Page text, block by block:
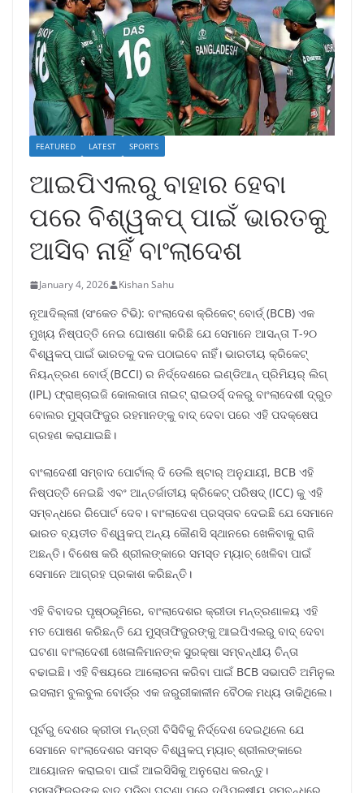
FEATURED LATEST SPORTS
ଆଇପିଏଲରୁ ବାହାର ହେବା
ପରେ ବିଶ୍ୱକପ୍ ପାଇଁ ଭାରତକୁ
ଆସିବ ନାହିଁ ବାଂଲାଦେଶ
January 4, 2026 Kishan Sahu
ନୂଆଦିଲ୍ଲୀ (ସଂକେତ ଟିଭି): ବାଂଲାଦେଶ କ୍ରିକେଟ୍ ବୋର୍ଡ୍ (BCB) ଏକ
ମୁଖ୍ୟ ନିଷ୍ପତ୍ତି ନେଇ ଘୋଷଣା କରିଛି ଯେ ସେମାନେ ଆସନ୍ତା T-୨୦
ବିଶ୍ୱକପ୍ ପାଇଁ ଭାରତକୁ ଦଳ ପଠାଇବେ ନାହିଁ। ଭାରତୀୟ କ୍ରିକେଟ୍
ନିୟନ୍ତ୍ରଣ ବୋର୍ଡ୍ (BCCI) ର ନିର୍ଦ୍ଦେଶରେ ଇଣ୍ଡିଆନ୍ ପ୍ରିମିୟର୍ ଲିଗ୍
(IPL) ଫ୍ରାଞ୍ଚାଇଜି କୋଲକାତା ନାଇଟ୍ ରାଇଡର୍ସ୍ ଦଳରୁ ବାଂଲାଦେଶୀ ଦ୍ରୁତ
ବୋଲର ମୁସ୍ତାଫିଜୁର ରହମାନଙ୍କୁ ବାଦ୍ ଦେବା ପରେ ଏହି ପଦକ୍ଷେପ
ଗ୍ରହଣ କରାଯାଇଛି।
ବାଂଲାଦେଶୀ ସମ୍ବାଦ ପୋର୍ଟାଲ୍ ଦି ଡେଲି ଷ୍ଟାର୍ ଅନୁଯାୟୀ, BCB ଏହି
ନିଷ୍ପତ୍ତି ନେଇଛି ଏବଂ ଆନ୍ତର୍ଜାତୀୟ କ୍ରିକେଟ୍ ପରିଷଦ୍ (ICC) କୁ ଏହି
ସମ୍ବନ୍ଧରେ ରିପୋର୍ଟ ଦେବ। ବାଂଲାଦେଶ ପ୍ରସ୍ତାବ ଦେଇଛି ଯେ ସେମାନେ
ଭାରତ ବ୍ୟତୀତ ବିଶ୍ୱକପ୍ ଅନ୍ୟ କୌଣସି ସ୍ଥାନରେ ଖେଳିବାକୁ ରାଜି
ଅଛନ୍ତି। ବିଶେଷ କରି ଶ୍ରୀଲଙ୍କାରେ ସମସ୍ତ ମ୍ୟାଚ୍ ଖେଳିବା ପାଇଁ
ସେମାନେ ଆଗ୍ରହ ପ୍ରକାଶ କରିଛନ୍ତି।
ଏହି ବିବାଦର ପୃଷ୍ଠଭୂମିରେ, ବାଂଲାଦେଶର କ୍ରୀଡା ମନ୍ତ୍ରଣାଳୟ ଏହି
ମତ ପୋଷଣ କରିଛନ୍ତି ଯେ ମୁସ୍ତାଫିଜୁରଙ୍କୁ ଆଇପିଏଲରୁ ବାଦ୍ ଦେବା
ଘଟଣା ବାଂଲାଦେଶୀ ଖେଳାଳିମାନଙ୍କ ସୁରକ୍ଷା ସମ୍ବନ୍ଧୀୟ ଚିନ୍ତା
ବଢାଇଛି। ଏହି ବିଷୟରେ ଆଲୋଚନା କରିବା ପାଇଁ BCB ସଭାପତି ଅମିନୁଲ
ଇସଲାମ ବୁଲବୁଲ ବୋର୍ଡ୍ର ଏକ ଜରୁରୀକାଳୀନ ବୈଠକ ମଧ୍ୟ ଡାକିଥିଲେ।
ପୂର୍ବରୁ ଦେଶର କ୍ରୀଡା ମନ୍ତ୍ରୀ ବିସିବିକୁ ନିର୍ଦ୍ଦେଶ ଦେଇଥିଲେ ଯେ
ସେମାନେ ବାଂଲାଦେଶର ସମସ୍ତ ବିଶ୍ୱକପ୍ ମ୍ୟାଚ୍ ଶ୍ରୀଲଙ୍କାରେ
ଆୟୋଜନ କରାଇବା ପାଇଁ ଆଇସିସିକୁ ଅନୁରୋଧ କରନ୍ତୁ।